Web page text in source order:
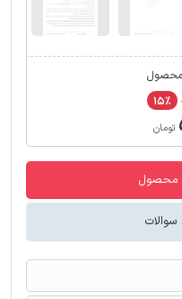
محصول
۱۵٪
تومان
محصول
سوالات